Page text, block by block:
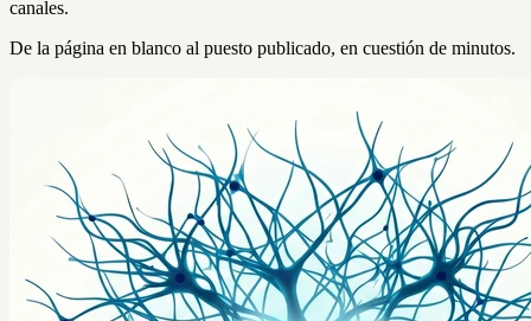
canales.
De la página en blanco al puesto publicado, en cuestión de minutos.